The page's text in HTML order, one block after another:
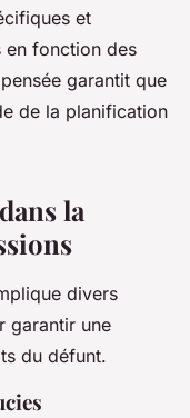
et
en fonction des
garantit que
de la planification
la
divers
garantir une
du défunt.